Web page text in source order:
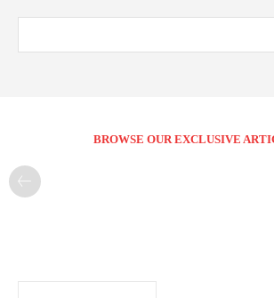
BROWSE OUR EXCLUSIVE